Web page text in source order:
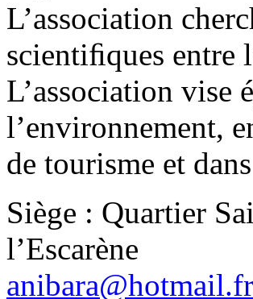
L’association
scientiﬁques entre
L’association vise
l’environnement,
de tourisme et
Siège : Quartier
l’Escarène
anibara@hotmail.fr